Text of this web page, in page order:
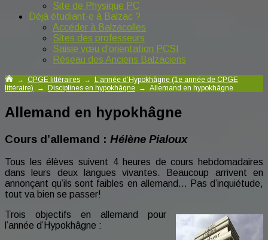
Site de Physique PC
Déjà étudiant·e à Balzac ?
Accéder à Balzacolles
Sites des professeurs
Saisie vœu d’orientation PCSI
Réseau des Anciens Balzaciens
→ CPGE littéraires→ L’année d’Hypokhâgne (1e année de CPGE
littéraire) → Disciplines en hypokhâgne → Allemand en hypokhâgne
Allemand en hypokhâgne
Cours d’allemand : Hélène Pialoux
Tous les élèves suivent 4 heures de cours hebdomadaires
dans leurs deux langues vivantes. Beaucoup arrivent en
annonçant qu’ils sont faibles en allemand… Pas d’inquiétude,
tout va bien se passer!
Trois objectifs en allemand pour
l’année d’Hypokhâgne :